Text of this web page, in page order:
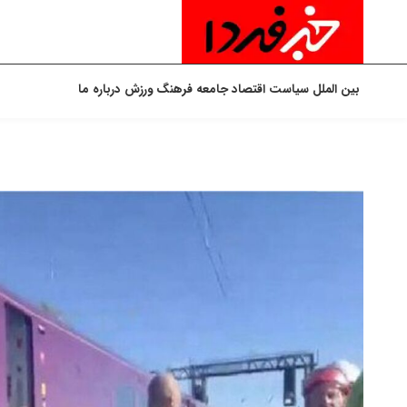
بین الملل سیاست اقتصادجامعه فرهنگورزش درباره ما